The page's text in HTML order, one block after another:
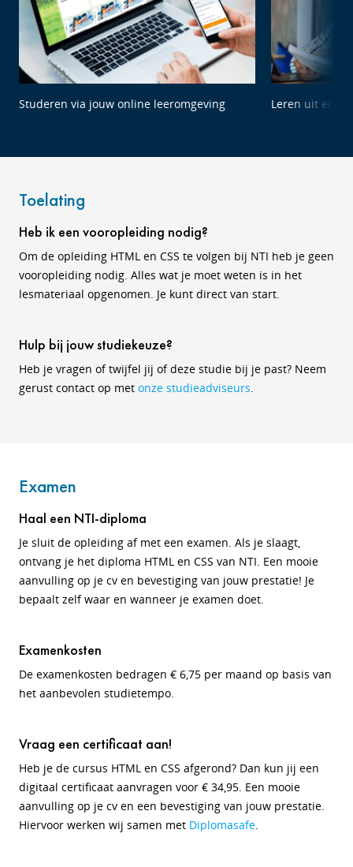
Studeren via jouw online leeromgeving Leren uit
Toelating
Heb ik een vooropleiding nodig?
Om de opleiding HTML en CSS te volgen bij NTI heb je geen
vooropleiding nodig. Alles wat je moet weten is in het
lesmateriaal opgenomen. Je kunt direct van start.
Hulp bij jouw studiekeuze?
Heb je vragen of twijfel jij of deze studie bij je past? Neem
gerust contact op met onze studieadviseurs.
Examen
Haal een NTI-diploma
Je sluit de opleiding af met een examen. Als je slaagt,
ontvang je het diploma HTML en CSS van NTI. Een mooie
aanvulling op je cv en bevestiging van jouw prestatie! Je
bepaalt zelf waar en wanneer je examen doet.
Examenkosten
De examenkosten bedragen € 6,75 per maand op basis van
het aanbevolen studietempo.
Vraag een certificaat aan!
Heb je de cursus HTML en CSS afgerond? Dan kun jij een
digitaal certificaat aanvragen voor € 34,95. Een mooie
aanvulling op je cv en een bevestiging van jouw prestatie.
Hiervoor werken wij samen met Diplomasafe.